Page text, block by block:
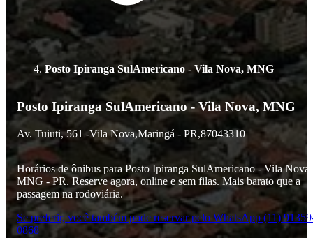
Posto Ipiranga SulAmericano - Vila Nova, MNG
Posto Ipiranga SulAmericano - Vila Nova, MNG
Av. Tuiuti,561 -Vila Nova,Maringá - PR,87043310
Horários de ônibus para Posto Ipiranga SulAmericano - Vila Nova,
MNG - PR. Reserve agora, online e sem filas. Mais barato que a
passagem na rodoviária.
Se preferir, você também pode reservar pelo WhatsApp (11)
0868